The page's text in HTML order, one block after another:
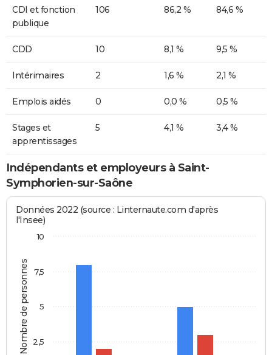
CDI et fonction
publique
106 86,2 % 84,6 %
CDD 10 8,1 % 9,5 %
Intérimaires 2 1,6 % 2,1 %
Emplois aidés 0 0,0 % 0,5 %
Stages et
apprentissages
5 4,1 % 3,4 %
Indépendants et employeurs à Saint-
Symphorien-sur-Saône
Nombre de personnes
Données 2022 (source : Linternaute.com d'après
l'Insee)
2,5
5
7,5
10